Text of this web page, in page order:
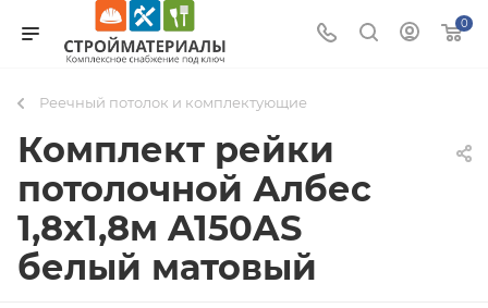
0
Реечный потолок и комплектующие
Комплект рейки
потолочной Албес
1,8х1,8м A150AS
белый матовый